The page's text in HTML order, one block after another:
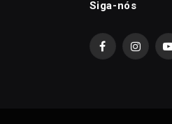
Siga-nós
Facebook